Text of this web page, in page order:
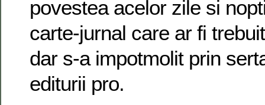
povestea acelor zile si
carte-jurnal care ar fi
dar s-a impotmolit prin
editurii pro.